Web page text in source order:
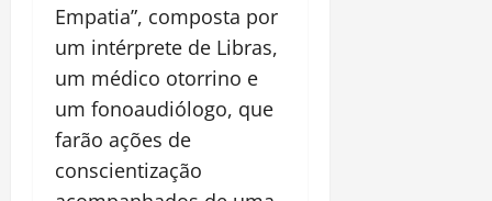
Empatia”, composta por
um intérprete de Libras,
um médico otorrino e
um fonoaudiólogo, que
farão ações de
conscientização